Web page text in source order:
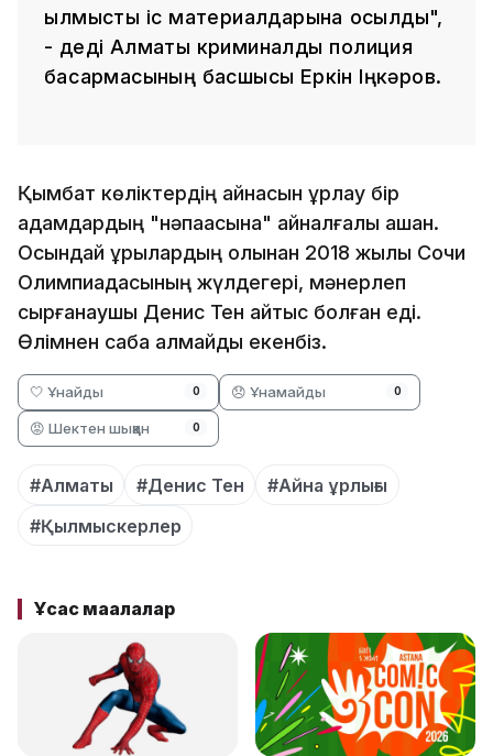
қылмыстық іс материалдарына қосылды",
- деді Алматы криминалдық полиция
басқармасының басшысы Еркін Іңкәров.
Қымбат көліктердің айнасын ұрлау бір
адамдардың "нәпақасына" айналғалы қашан.
Осындай ұрылардың қолынан 2018 жылы Сочи
Олимпиадасының жүлдегері, мәнерлеп
сырғанаушы Денис Тен қайтыс болған еді.
Өлімнен сабақ алмайды екенбіз.
🤍 Ұнайды 0 😞 Ұнамайды 0
😡 Шектен шыққан 0
#Алматы #Денис Тен
#Айна ұрлығы
#Қылмыскерлер
Ұқсас мақалалар